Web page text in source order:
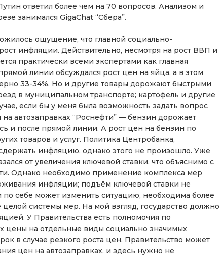
ответил более чем на 70 вопросов. Анализом и
занимался GigaChat “Сбера”.
ощущение, что главной социально-
инфляции. Действительно, несмотря на рост ВВП и
практически всеми экспертами как главная
линии обсуждался рост цен на яйца, а в этом
33-34%. Но и другие товары дорожают быстрыми
в муниципальном транспорте; картофель и другие
если бы у меня была возможность задать вопрос
автозаправках “Роснефти” — бензин дорожает
и после прямой линии. А рост цен на бензин по
товаров и услуг. Политика Центробанка,
инфляцию, однако этого не произошло. Уже
от увеличения ключевой ставки, что объяснимо с
Однако необходимо применение комплекса мер
инфляции; подъём ключевой ставки не
себе может изменить ситуацию, необходима более
системы мер. На мой взгляд, государство должно
У Правительства есть полномочия по
цены на отдельные виды социально значимых
в случае резкого роста цен. Правительство может
цен на автозаправках, и здесь нужно не